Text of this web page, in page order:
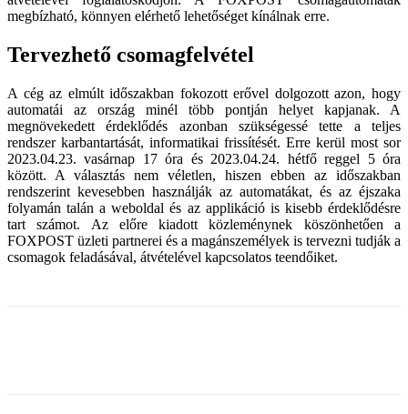
megbízható, könnyen elérhető lehetőséget kínálnak erre.
Tervezhető csomagfelvétel
A cég az elmúlt időszakban fokozott erővel dolgozott azon, hogy
automatái az ország minél több pontján helyet kapjanak. A
megnövekedett érdeklődés azonban szükségessé tette a teljes
rendszer karbantartását, informatikai frissítését. Erre kerül most sor
2023.04.23. vasárnap 17 óra és 2023.04.24. hétfő reggel 5 óra
között. A választás nem véletlen, hiszen ebben az időszakban
rendszerint kevesebben használják az automatákat, és az éjszaka
folyamán talán a weboldal és az applikáció is kisebb érdeklődésre
tart számot. Az előre kiadott közleménynek köszönhetően a
FOXPOST üzleti partnerei és a magánszemélyek is tervezni tudják a
csomagok feladásával, átvételével kapcsolatos teendőiket.